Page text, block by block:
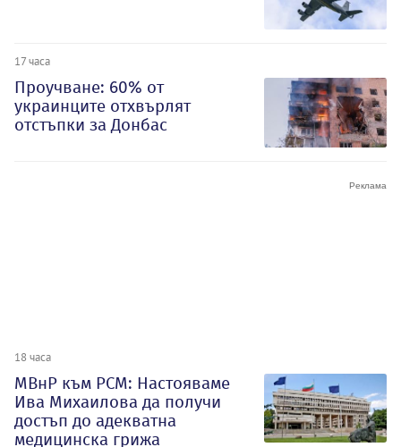
17 часа
Проучване: 60% от
украинците отхвърлят
отстъпки за Донбас
18 часа
МВнР към РСМ: Настояваме
Ива Михаилова да получи
достъп до адекватна
медицинска грижа